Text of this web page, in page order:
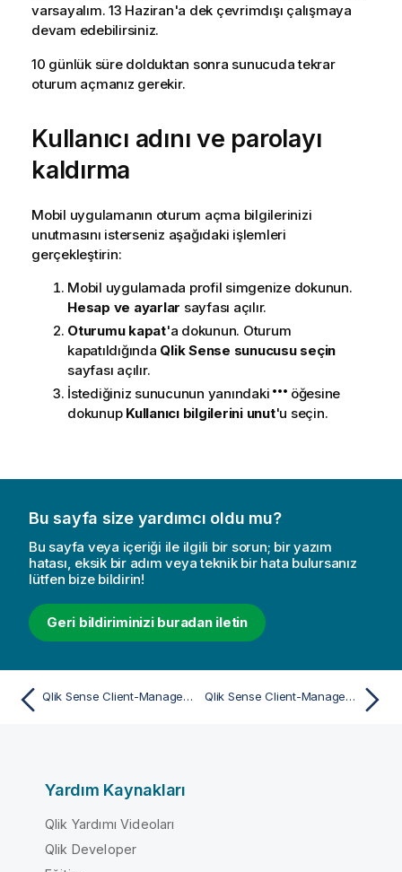
varsayalım. 13 Haziran'a dek çevrimdışı çalışmaya
devam edebilirsiniz.
10 günlük süre dolduktan sonra sunucuda tekrar
oturum açmanız gerekir.
Kullanıcı adını ve parolayı
kaldırma
Mobil uygulamanın oturum açma bilgilerinizi
unutmasını isterseniz aşağıdaki işlemleri
gerçekleştirin:
Mobil uygulamada profil simgenize dokunun.
Hesap ve ayarlar sayfası açılır.
Oturumu kapat'a dokunun. Oturum
kapatıldığında Qlik Sense sunucusu seçin
sayfası açılır.
İstediğiniz sunucunun yanındaki
öğesine
dokunup Kullanıcı bilgilerini unut'u seçin.
Bu sayfa size yardımcı oldu mu?
Bu sayfa veya içeriği ile ilgili bir sorun; bir yazım
hatası, eksik bir adım veya teknik bir hata bulursanız
lütfen bize bildirin!
Geri bildiriminizi buradan iletin
Qlik Sense Client-Managed Mobile uygulamasıyla çalışma Qlik Sense Client-Managed Mobile uygulamasında uygulamaları açma
Yardım Kaynakları
Qlik Yardımı Videoları
Qlik Developer